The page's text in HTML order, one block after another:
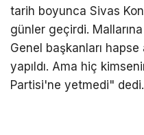
tarih boyunca Sivas
günler geçirdi. Mallarına
Genel başkanları
yapıldı. Ama hiç
Partisi'ne yetmedi" dedi.